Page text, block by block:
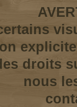
droits
nous